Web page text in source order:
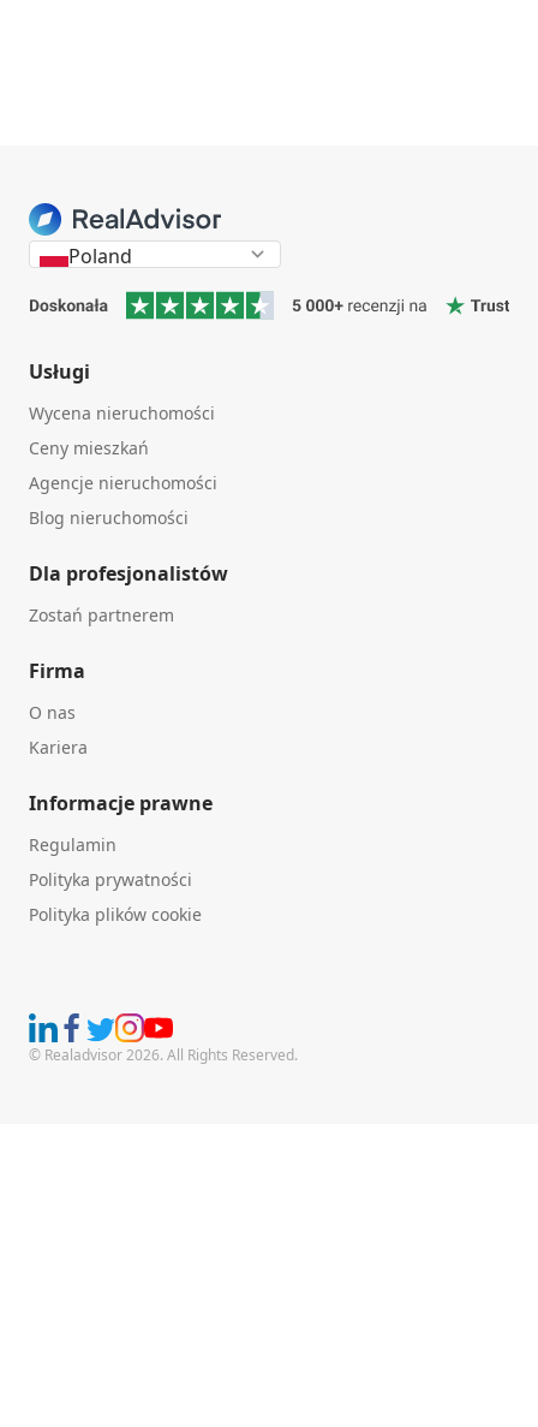
Poland
Usługi
Wycena nieruchomości
Ceny mieszkań
Agencje nieruchomości
Blog nieruchomości
Dla profesjonalistów
Zostań partnerem
Firma
O nas
Kariera
Informacje prawne
Regulamin
Polityka prywatności
Polityka plików cookie
© Realadvisor 2026. All Rights Reserved.